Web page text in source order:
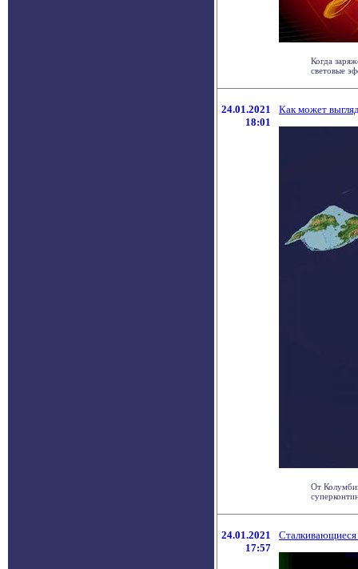
Когда
световые
24.01.2021
18:01
Как может
От
24.01.2021
17:57
Сталкивающиеся